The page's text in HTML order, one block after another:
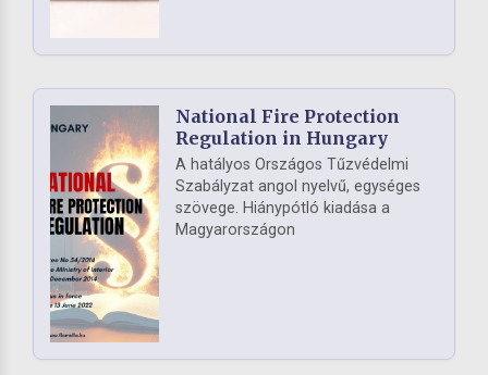
National Fire Protection
Regulation in Hungary
A hatályos Országos Tűzvédelmi
Szabályzat angol nyelvű, egységes
szövege. Hiánypótló kiadása a
Magyarországon